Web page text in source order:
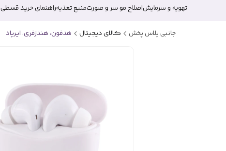
تهویه و سرمایشاصلاح مو سر و صورتمنبع تغذیهراهنمای خرید قسطی
جانبی پلاس پخش کالای دیجیتال هدفون، هندزفری، ایرپاد